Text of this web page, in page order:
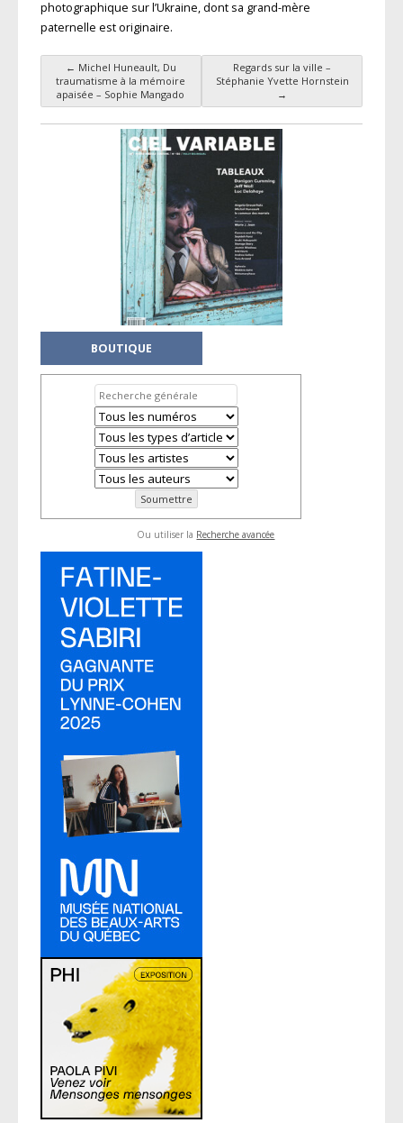
photographique sur l’Ukraine, dont sa grand-mère
paternelle est originaire.
Navigation des articles
← Michel Huneault, Du
traumatisme à la mémoire
apaisée – Sophie Mangado
Regards sur la ville –
Stéphanie Yvette Hornstein
→
BOUTIQUE
Ou utiliser la Recherche avancée